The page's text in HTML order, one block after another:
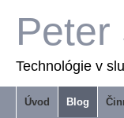
Peter
Technológie v
Úvod Blog